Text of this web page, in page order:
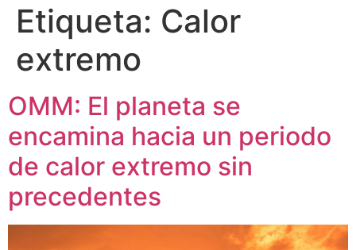
Etiqueta: Calor
extremo
OMM: El planeta se
encamina hacia un periodo
de calor extremo sin
precedentes